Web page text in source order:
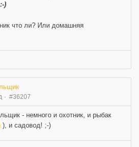
)
что ли? Или домашняя
#36207
- немного и охотник, и рыбак
), и садовод! ;-)